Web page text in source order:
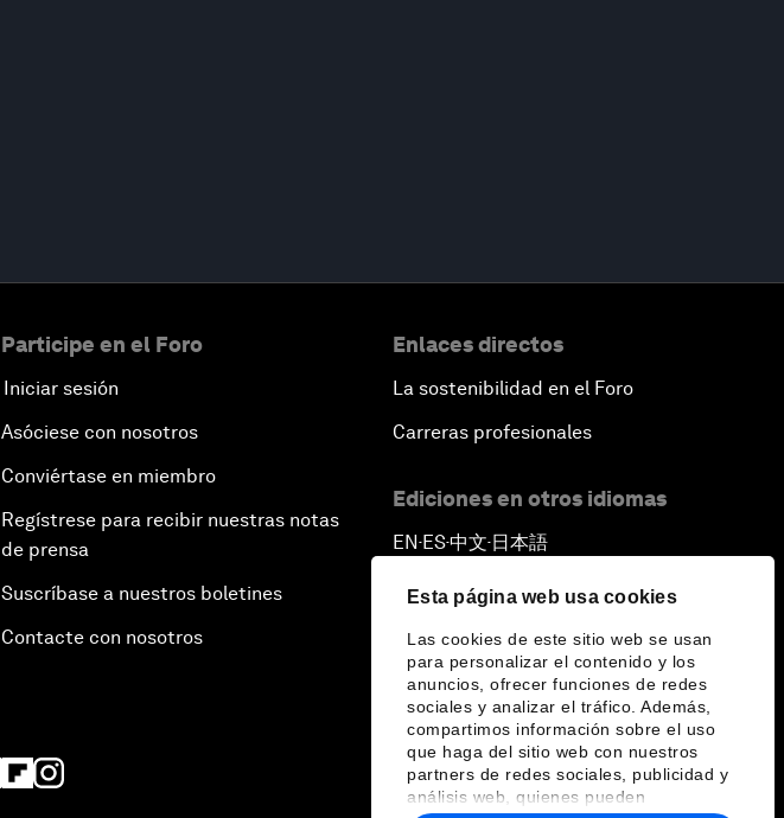
Esta página web usa cookies
Las cookies de este sitio web se usan
para personalizar el contenido y los
anuncios, ofrecer funciones de redes
sociales y analizar el tráfico. Además,
compartimos información sobre el uso
que haga del sitio web con nuestros
partners de redes sociales, publicidad y
análisis web, quienes pueden
Participe en el Foro
Iniciar sesión
Asóciese con nosotros
Conviértase en miembro
Regístrese para recibir nuestras notas
de prensa
Suscríbase a nuestros boletines
Contacte con nosotros
Enlaces directos
La sostenibilidad en el Foro
Carreras profesionales
Ediciones en otros idiomas
EN ▪ES▪中文▪ 日本語